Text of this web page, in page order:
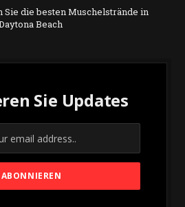
Sie die besten Muschelstrände in
Beach
Sie Updates